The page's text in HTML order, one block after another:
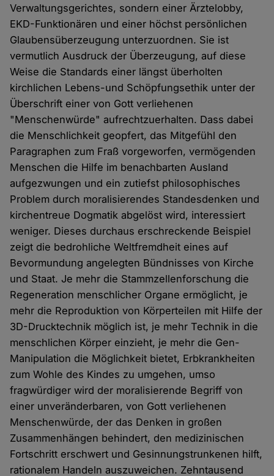
Verwaltungsgerichtes, sondern einer Ärztelobby,
EKD-Funktionären und einer höchst persönlichen
Glaubensüberzeugung unterzuordnen. Sie ist
vermutlich Ausdruck der Überzeugung, auf diese
Weise die Standards einer längst überholten
kirchlichen Lebens-und Schöpfungsethik unter der
Überschrift einer von Gott verliehenen
"Menschenwürde" aufrechtzuerhalten. Dass dabei
die Menschlichkeit geopfert, das Mitgefühl den
Paragraphen zum Fraß vorgeworfen, vermögenden
Menschen die Hilfe im benachbarten Ausland
aufgezwungen und ein zutiefst philosophisches
Problem durch moralisierendes Standesdenken und
kirchentreue Dogmatik abgelöst wird, interessiert
weniger. Dieses durchaus erschreckende Beispiel
zeigt die bedrohliche Weltfremdheit eines auf
Bevormundung angelegten Bündnisses von Kirche
und Staat. Je mehr die Stammzellenforschung die
Regeneration menschlicher Organe ermöglicht, je
mehr die Reproduktion von Körperteilen mit Hilfe der
3D-Drucktechnik möglich ist, je mehr Technik in die
menschlichen Körper einzieht, je mehr die Gen-
Manipulation die Möglichkeit bietet, Erbkrankheiten
zum Wohle des Kindes zu umgehen, umso
fragwürdiger wird der moralisierende Begriff von
einer unveränderbaren, von Gott verliehenen
Menschenwürde, der das Denken in großen
Zusammenhängen behindert, den medizinischen
Fortschritt erschwert und Gesinnungstrunkenen hilft,
rationalem Handeln auszuweichen. Zehntausend